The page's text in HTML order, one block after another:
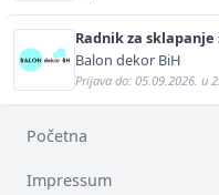
Radnik za
Balon dekor BiH
Prijava do: 05.09.2026. u
Početna
Impressum